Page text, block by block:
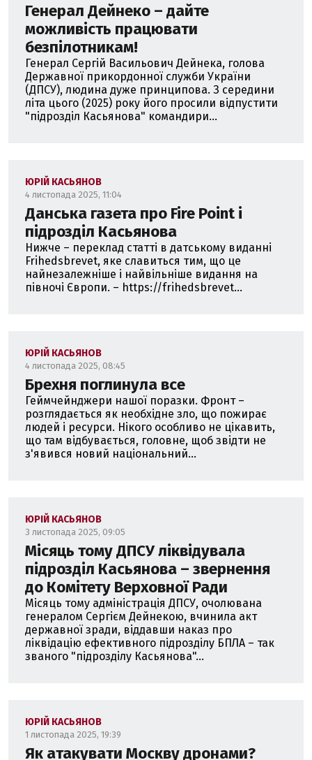
Генерал Дейнеко – дайте
можливість працювати
безпілотникам!
Генерал Сергій Васильович Дейнека, голова
Державної прикордонної служби України
(ДПСУ), людина дуже принципова. З середини
літа цього (2025) року його просили відпустити
"підрозділ Касьянова" командири...
ЮРІЙ КАСЬЯНОВ
4 листопада 2025, 11:04
Данська газета про Fire Point і
підрозділ Касьянова
Нижче – переклад статті в датському виданні
Frihedsbrevet, яке славиться тим, що це
найнезалежніше і найвільніше видання на
півночі Європи. – https://frihedsbrevet...
ЮРІЙ КАСЬЯНОВ
4 листопада 2025, 08:45
Брехня поглинула все
Геймчейнджери нашої поразки. Фронт –
розглядається як необхідне зло, що пожирає
людей і ресурси. Нікого особливо не цікавить,
що там відбувається, головне, щоб звідти не
з'явився новий національний...
ЮРІЙ КАСЬЯНОВ
3 листопада 2025, 09:05
Місяць тому ДПСУ ліквідувала
підрозділ Касьянова – звернення
до Комітету Верховної Ради
Місяць тому адміністрація ДПСУ, очолювана
генералом Сергієм Дейнекою, вчинила акт
державної зради, віддавши наказ про
ліквідацію ефективного підрозділу БПЛА – так
званого "підрозділу Касьянова"...
ЮРІЙ КАСЬЯНОВ
1 листопада 2025, 19:39
Як атакувати Москву дронами?